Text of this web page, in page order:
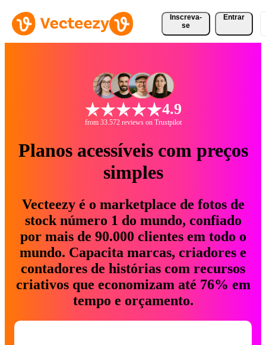
Inscreva-
se
Entrar
4.9
from 33.572 reviews on Trustpilot
Planos acessíveis com preços
simples
Vecteezy é o marketplace de fotos de
stock número 1 do mundo, confiado
por mais de 90.000 clientes em todo o
mundo. Capacita marcas, criadores e
contadores de histórias com recursos
criativos que economizam até 76% em
tempo e orçamento.